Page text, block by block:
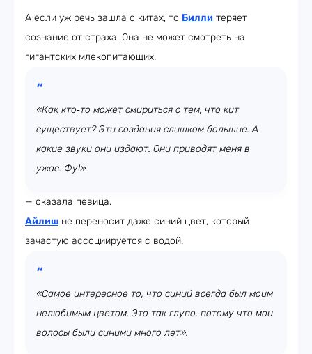
А если уж речь зашла о китах, то Билли теряет
сознание от страха. Она не может смотреть на
гигантских млекопитающих.
«Как кто‑то может смириться с тем, что кит
существует? Эти создания слишком большие. А
какие звуки они издают. Они приводят меня в
ужас. Фу!»
— сказала певица.
Айлиш не переносит даже синий цвет, который
зачастую ассоциируется с водой.
«Самое интересное то, что синий всегда был моим
нелюбимым цветом. Это так глупо, потому что мои
волосы были синими много лет».